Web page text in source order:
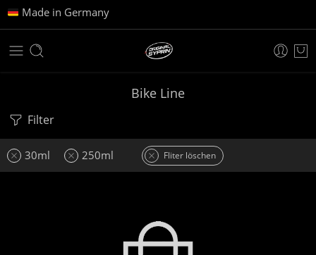
Made in Germany
Bike Line
Filter
30ml 250ml Fliter löschen